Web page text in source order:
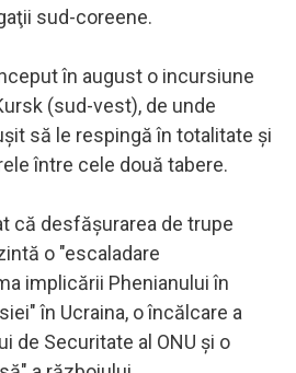
sud-coreene.
în august o incursiune
(sud-vest), de unde
să le respingă în totalitate şi
între cele două tabere.
că desfăşurarea de trupe
o "escaladare
implicării Phenianului în
în Ucraina, o încălcare a
de Securitate al ONU şi o